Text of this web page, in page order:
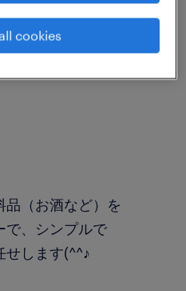
検査、入出荷、その他
（お酒など）を
で、シンプルで
せします(^^♪
cookies